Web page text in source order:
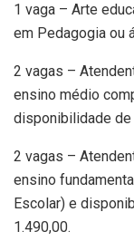
1 vaga – Arte
em Pedagogia ou
2 vagas –
ensino médio
disponibilidade de
2 vagas –
ensino
Escolar) e
1.490,00.